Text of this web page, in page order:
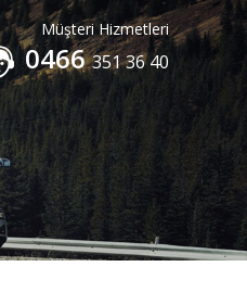
Müşteri Hizmetleri
0466351 36 40